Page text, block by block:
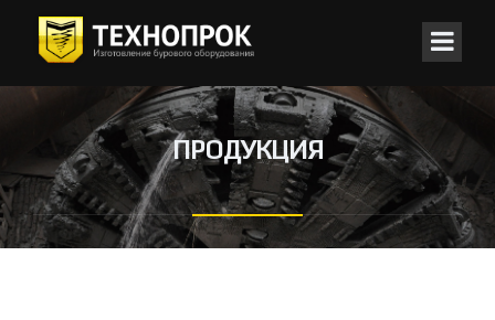
ПРОДУКЦИЯ